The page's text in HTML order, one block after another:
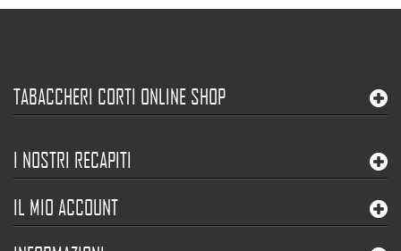
TABACCHERI CORTI ONLINE SHOP
I NOSTRI RECAPITI
IL MIO ACCOUNT